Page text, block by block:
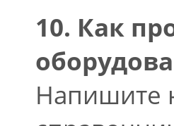
10. Как
Напишите